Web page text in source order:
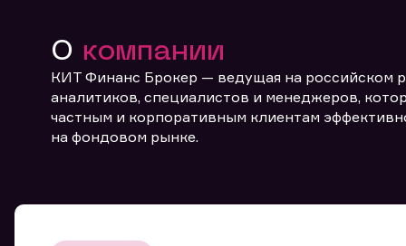
О компании
КИТ Финанс Брокер — ведущая на российском
аналитиков, специалистов и менеджеров,
частным и корпоративным клиентам
на фондовом рынке.